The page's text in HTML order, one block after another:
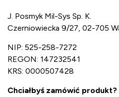
J. Posmyk Mil-Sys Sp. K.
Czerniowiecka 9/27, 02-705
NIP: 525-258-7272
REGON: 147232541
KRS: 0000507428
Chciałbyś zamówić produkt?